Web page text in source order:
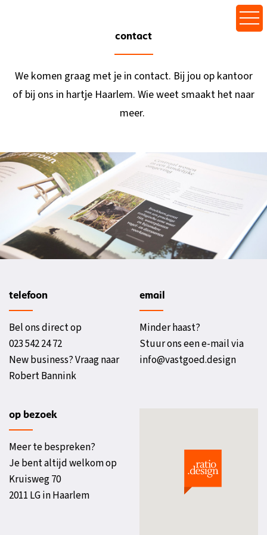
contact
We komen graag met je in contact. Bij jou op kantoor
of bij ons in hartje Haarlem. Wie weet smaakt het naar
meer.
telefoon
Bel ons direct op
023 542 24 72
New business? Vraag naar
Robert Bannink
email
Minder haast?
Stuur ons een e-mail via
info@vastgoed.design
op bezoek
Meer te bespreken?
Je bent altijd welkom op
Kruisweg 70
2011 LG in Haarlem